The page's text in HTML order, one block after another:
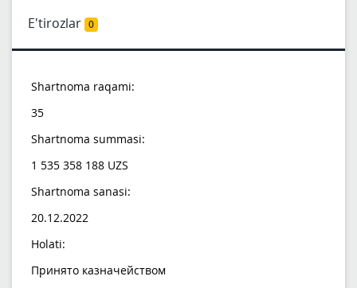
E'tirozlar 0
Shartnoma raqami:
35
Shartnoma summasi:
1 535 358 188 UZS
Shartnoma sanasi:
20.12.2022
Holati:
Принято казначейством